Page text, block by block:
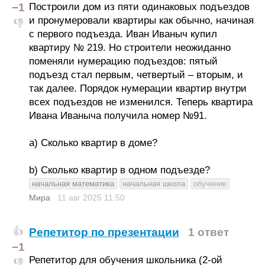
−1
👎
Построили дом из пяти одинаковых подъездов
и пронумеровали квартиры как обычно, начиная
с первого подъезда. Иван Иваныч купил
квартиру № 219. Но строители неожиданно
поменяли нумерацию подъездов: пятый
подъезд стал первым, четвeртый – вторым, и
так далее. Порядок нумерации квартир внутри
всех подъездов не изменился. Теперь квартира
Ивана Иваныча получила номер №91.
a) Сколько квартир в доме?
b) Сколько квартир в одном подъезде?
начальная математика начальная школа обучение
Мира 11 авг 2025 11:50
👍
−1
👎
Репетитор по презентации 1 ответ
Репетитор для обучения школьника (2-ой